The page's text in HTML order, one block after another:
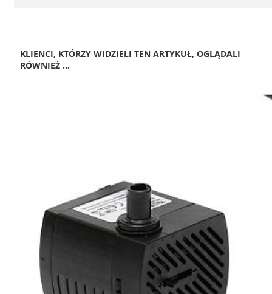
KLIENCI, KTÓRZY WIDZIELI TEN ARTYKUŁ, OGLĄDALI
RÓWNIEŻ ...